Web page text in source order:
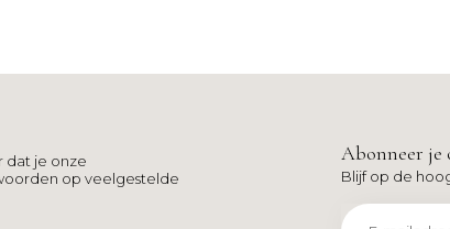
dat je onze
op veelgestelde
Abonneer je
Blijf op de